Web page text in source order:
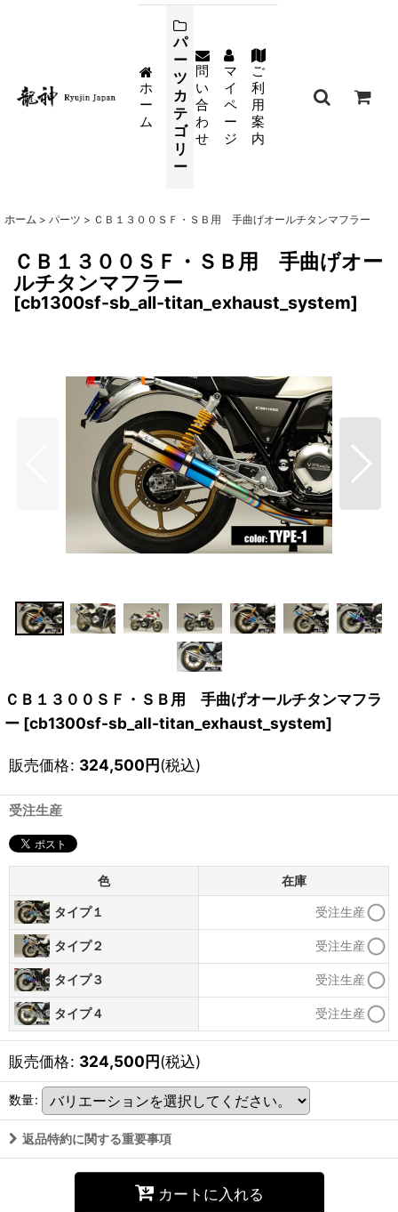
ホ
ー
ム
パ
ー
ツ
カ
テ
ゴ
リ
ー
問
い
合
わ
せ
マ
イ
ペ
ー
ジ
ご
利
用
案
内
ホーム > パーツ > ＣＢ１３００ＳＦ・ＳＢ用 手曲げオールチタンマフラー
ＣＢ１３００ＳＦ・ＳＢ用 手曲げオー
ルチタンマフラー
[cb1300sf-sb_all-titan_exhaust_system]
ＣＢ１３００ＳＦ・ＳＢ用 手曲げオールチタンマフラ
ー [cb1300sf-sb_all-titan_exhaust_system]
販売価格: 324,500円(税込)
受注生産
色 在庫
タイプ１ 受注生産
タイプ２ 受注生産
タイプ３ 受注生産
タイプ４ 受注生産
販売価格: 324,500円(税込)
数量:
返品特約に関する重要事項
カートに入れる